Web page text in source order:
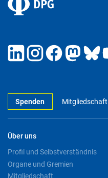
Spenden Mitgliedschaft
Über uns
Profil und Selbstverständnis
Organe und Gremien
Mitgliedschaft